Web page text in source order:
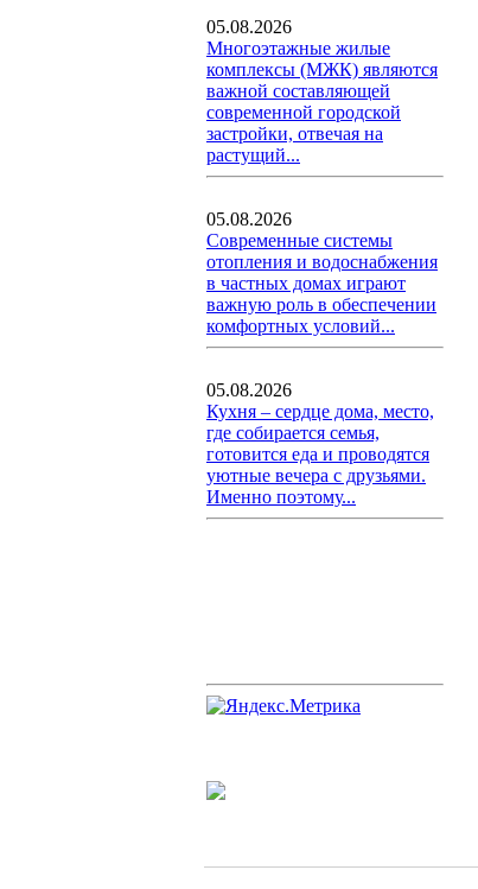
05.08.2026
Многоэтажные жилые
комплексы (МЖК) являются
важной составляющей
современной городской
застройки, отвечая на
растущий...
05.08.2026
Современные системы
отопления и водоснабжения
в частных домах играют
важную роль в обеспечении
комфортных условий...
05.08.2026
Кухня – сердце дома, место,
где собирается семья,
готовится еда и проводятся
уютные вечера с друзьями.
Именно поэтому...